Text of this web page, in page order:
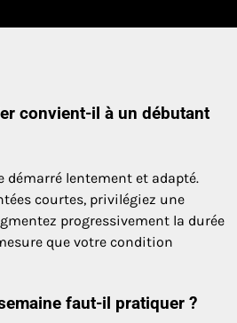
convient-il à un débutant
démarré lentement et adapté.
courtes, privilégiez une
progressivement la durée
que votre condition
faut-il pratiquer ?